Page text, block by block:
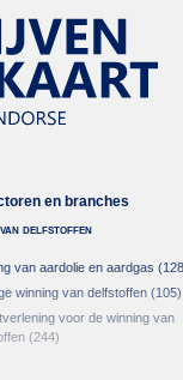
en branches
delfstoffen
van aardolie en aardgas
winning van delfstoffen (105)
voor de winning van
(244)